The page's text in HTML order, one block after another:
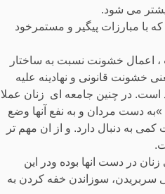
می شود.
با مبارزات پیگیر و مستمرخود
اعمال خشونت نسبت به ساختار
خشونت قانونی و نهادینه علیه
است. در چنین جامعه ای زنان عملا
دست مردان و به نفع آنها وضع
به دنبال دارد. و از ان مهم تر
در دست انها بوده ودر این
سربریدن، سوزاندن خفه کردن به